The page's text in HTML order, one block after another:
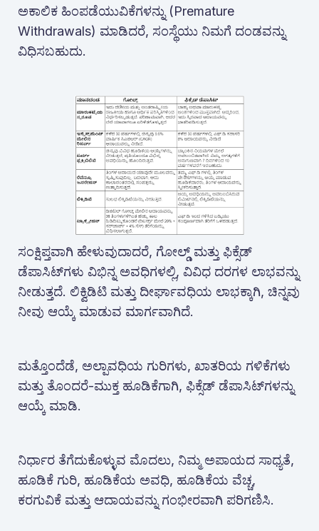
ಅಕಾಲಿಕ ಹಿಂಪಡೆಯುವಿಕೆಗಳನ್ನು (Premature
Withdrawals) ಮಾಡಿದರೆ, ಸಂಸ್ಥೆಯು ನಿಮಗೆ ದಂಡವನ್ನು
ವಿಧಿಸಬಹುದು.
ಸಂಕ್ಷಿಪ್ತವಾಗಿ ಹೇಳುವುದಾದರೆ, ಗೋಲ್ಡ್ ಮತ್ತು ಫಿಕ್ಸೆಡ್
ಡೆಪಾಸಿಟ್‌ಗಳು ವಿಭಿನ್ನ ಅವಧಿಗಳಲ್ಲಿ, ವಿವಿಧ ದರಗಳ ಲಾಭವನ್ನು
ನೀಡುತ್ತದೆ. ಲಿಕ್ವಿಡಿಟಿ ಮತ್ತು ದೀರ್ಘಾವಧಿಯ ಲಾಭಕ್ಕಾಗಿ, ಚಿನ್ನವು
ನೀವು ಆಯ್ಕೆ ಮಾಡುವ ಮಾರ್ಗವಾಗಿದೆ.
ಮತ್ತೊಂದೆಡೆ, ಅಲ್ಪಾವಧಿಯ ಗುರಿಗಳು, ಖಾತರಿಯ ಗಳಿಕೆಗಳು
ಮತ್ತು ತೊಂದರೆ-ಮುಕ್ತ ಹೂಡಿಕೆಗಾಗಿ, ಫಿಕ್ಸೆಡ್ ಡೆಪಾಸಿಟ್‌ಗಳನ್ನು
ಆಯ್ಕೆ ಮಾಡಿ.
ನಿರ್ಧಾರ ತೆಗೆದುಕೊಳ್ಳುವ ಮೊದಲು, ನಿಮ್ಮ ಅಪಾಯದ ಸಾಧ್ಯತೆ,
ಹೂಡಿಕೆ ಗುರಿ, ಹೂಡಿಕೆಯ ಅವಧಿ, ಹೂಡಿಕೆಯ ವೆಚ್ಚ,
ಕರಗುವಿಕೆ ಮತ್ತು ಆದಾಯವನ್ನು ಗಂಭೀರವಾಗಿ ಪರಿಗಣಿಸಿ.